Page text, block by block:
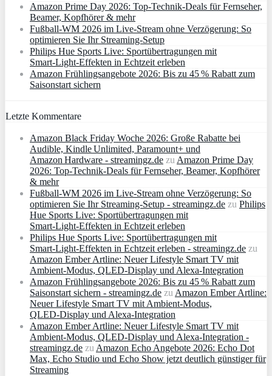
Amazon Prime Day 2026: Top-Technik-Deals für Fernseher,
Beamer, Kopfhörer & mehr
Fußball-WM 2026 im Live-Stream ohne Verzögerung: So
optimieren Sie Ihr Streaming-Setup
Philips Hue Sports Live: Sportübertragungen mit
Smart‑Light‑Effekten in Echtzeit erleben
Amazon Frühlingsangebote 2026: Bis zu 45 % Rabatt zum
Saisonstart sichern
Letzte Kommentare
Amazon Black Friday Woche 2026: Große Rabatte bei
Audible, Kindle Unlimited, Paramount+ und
Amazon Hardware - streamingz.de zuAmazon Prime Day
2026: Top-Technik-Deals für Fernseher, Beamer, Kopfhörer
& mehr
Fußball-WM 2026 im Live-Stream ohne Verzögerung: So
optimieren Sie Ihr Streaming-Setup - streamingz.de zu Philips
Hue Sports Live: Sportübertragungen mit
Smart‑Light‑Effekten in Echtzeit erleben
Philips Hue Sports Live: Sportübertragungen mit
Smart‑Light‑Effekten in Echtzeit erleben - streamingz.de zu
Amazon Ember Artline: Neuer Lifestyle Smart TV mit
Ambient‑Modus, QLED‑Display und Alexa‑Integration
Amazon Frühlingsangebote 2026: Bis zu 45 % Rabatt zum
Saisonstart sichern - streamingz.de zuAmazon Ember Artline:
Neuer Lifestyle Smart TV mit Ambient‑Modus,
QLED‑Display und Alexa‑Integration
Amazon Ember Artline: Neuer Lifestyle Smart TV mit
Ambient‑Modus, QLED‑Display und Alexa‑Integration -
streamingz.de zuAmazon Echo Angebote 2026: Echo Dot
Max, Echo Studio und Echo Show jetzt deutlich günstiger für
Streaming